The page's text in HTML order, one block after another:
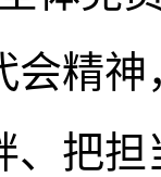
会精神
、把